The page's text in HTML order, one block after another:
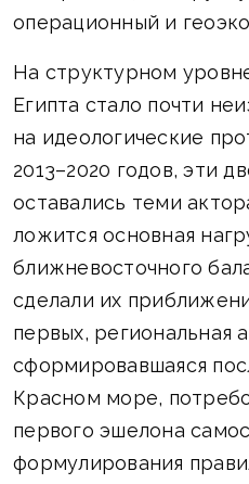
операционный и
На структурном
Египта стало почти
на идеологические
2013–2020 годов, эти
оставались теми
ложится основная
ближневосточного
сделали их
первых, региональная
сформировавшаяся
Красном море,
первого эшелона
формулирования